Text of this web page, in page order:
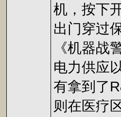
机，按下
出门穿过
《机器
电力供应
有拿到了
则在医疗